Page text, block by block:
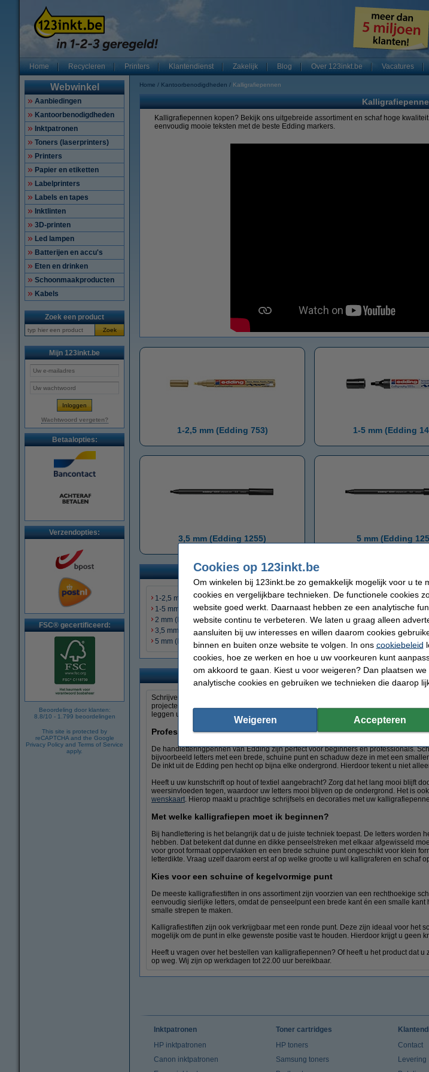
Home Recycleren Printers Klantendienst Zakelijk Blog Over 123inkt.be Vacatures
Webwinkel
Aanbiedingen
Kantoorbenodigdheden
Inktpatronen
Toners (laserprinters)
Printers
Papier en etiketten
Labelprinters
Labels en tapes
Inktlinten
3D-printen
Led lampen
Batterijen en accu's
Eten en drinken
Schoonmaakproducten
Kabels
Zoek een product
Zoek
Mijn 123inkt.be
Wachtwoord vergeten?
Betaalopties:
Verzendopties:
FSC® gecertificeerd:
Beoordeling door klanten:
8.8/10 - 1.799 beoordelingen
This site is protected by
reCAPTCHA and the Google
Privacy Policy and Terms of Service
apply.
Home Kantoorbenodigdheden Kalligrafiepennen
Kalligrafiepennen kopen? Bekijk ons uitgebreide assortiment en schaf hoge
eenvoudig mooie teksten met de beste Edding markers.
1-2,5 mm (Edding 753) 1-5 mm (Edding
3,5 mm (Edding 1255) 5 mm (Edding
1-2,5 mm (Edding 753)
1-5 mm (Edding 1455)
2 mm (Edding 1255)
3,5 mm (Edding 1255)
5 mm (Edding 1255)
Bestel uw kalligrafie markers of
Schrijven is niet alleen simpelweg informatie overbrengen, het is ook een
projecten. Neem een moment voor uzelf, ga zitten aan uw bureau en neem uw
leggen u graag uit wat deze schrijfkunst inhoudt.
Professionele Edding kalligrafiepennen
De handletteringpennen van Edding zijn perfect voor beginners én professionals.
bijvoorbeeld letters met een brede, schuine punt en schaduw deze in met een
De inkt uit de Edding pen hecht op bijna elke ondergrond. Hierdoor tekent u niet
Heeft u uw kunstschrift op hout of textiel aangebracht? Zorg dat het lang mooi blijft
weersinvloeden tegen, waardoor uw letters mooi blijven op de ondergrond. Het is
wenskaart. Hierop maakt u prachtige schrijfsels en decoraties met uw
Met welke kalligrafiepen moet ik beginnen?
Bij handlettering is het belangrijk dat u de juiste techniek toepast. De letters worden
hebben. Dat betekent dat dunne en dikke penseelstreken met elkaar afgewisseld
voor groot formaat oppervlakken en een brede schuine punt ongeschikt voor klein
letterdikte. Vraag uzelf daarom eerst af op welke grootte u wil kalligraferen en schaf
Kies voor een schuine of kegelvormige punt
De meeste kalligrafiestiften in ons assortiment zijn voorzien van een rechthoekige
eenvoudig sierlijke letters, omdat de penseelpunt een brede kant én een smalle
smalle strepen te maken.
Kalligrafiestiften zijn ook verkrijgbaar met een ronde punt. Deze zijn ideaal voor het
mogelijk om de punt in elke gewenste positie vast te houden. Hierdoor krijgt u geen
Heeft u vragen over het bestellen van kalligrafiepennen? Of heeft u het product dat u
op weg. Wij zijn op werkdagen tot 22.00 uur bereikbaar.
Inktpatronen
HP inktpatronen
Canon inktpatronen
Toner cartridges
HP toners
Samsung toners
Contact
Levering
Cookies op 123inkt.be
Om winkelen bij 123inkt.be zo gemakkelijk mogelijk voor u te
cookies en vergelijkbare technieken. De functionele cookies
website goed werkt. Daarnaast hebben ze een analytische
website continu te verbeteren. We laten u graag alleen
aansluiten bij uw interesses en willen daarom cookies
binnen en buiten onze website te volgen. In ons cookiebeleid
cookies, hoe ze werken en hoe u uw voorkeuren kunt
om akkoord te gaan. Kiest u voor weigeren? Dan plaatsen
analytische cookies en gebruiken we technieken die daarop
Weigeren Accepteren